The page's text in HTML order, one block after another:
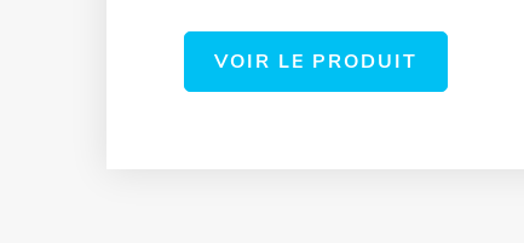
VOIR LE PRODUIT